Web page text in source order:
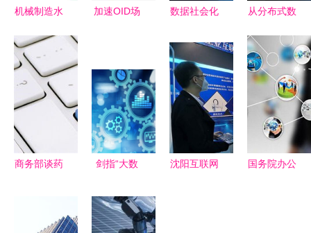
机械制造水
途径——大
数据与互联
网数据服务
加速OID场
数据服务新
生态
数据社会化
第六个现代
化关乎你我
——重新定
义数字文明
从分布式数
探析
YottaChain
在互联网数
据服务中的
未来趋势
商务部谈药
点将至，互
剑指“大数
四部门发布
算法新规，
沈阳互联网
国务院办公